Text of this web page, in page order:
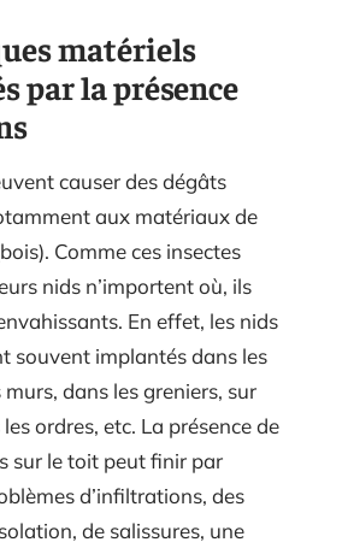
matériels
par la présence
causer des dégâts
aux matériaux de
Comme ces insectes
nids n’importent où, ils
En effet, les nids
souvent implantés dans les
murs, dans les greniers, sur
ordres, etc. La présence de
sur le toit peut finir par
d’infiltrations, des
de salissures, une